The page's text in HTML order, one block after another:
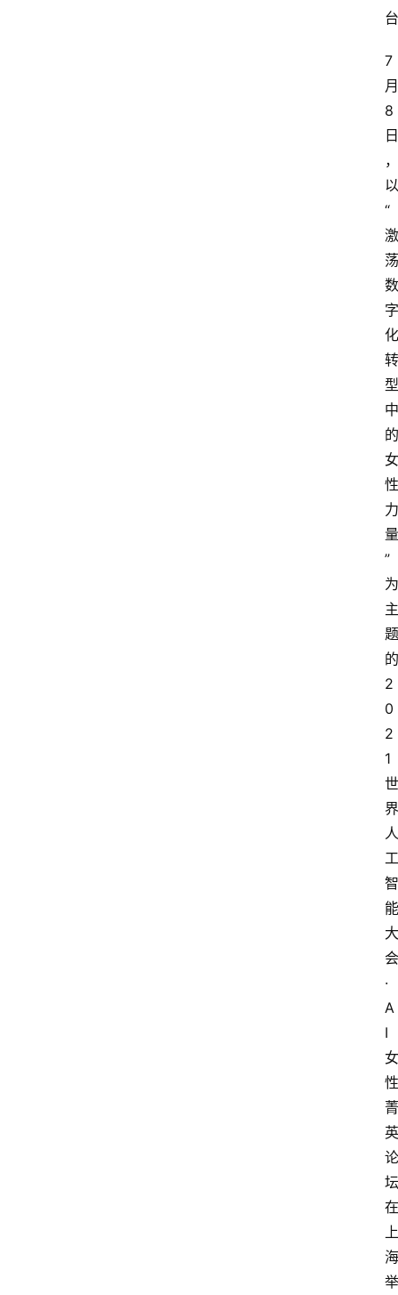
台
7
月
8
日
，
以
“
激
荡
数
字
化
转
型
中
的
女
性
力
量
”
为
主
题
的
2
0
2
1
世
界
人
工
智
能
大
会
·
A
I
女
性
菁
英
论
坛
在
上
海
举